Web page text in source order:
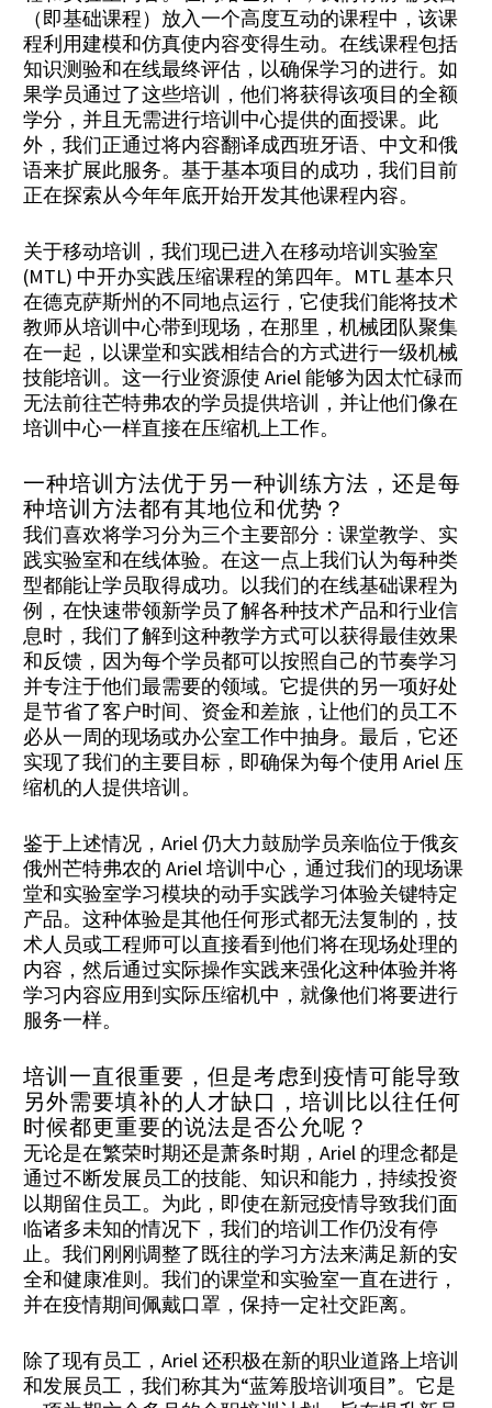
（即基础课程）放入一个高度互动的课程中，该课
程利用建模和仿真使内容变得生动。在线课程包括
知识测验和在线最终评估，以确保学习的进行。如
果学员通过了这些培训，他们将获得该项目的全额
学分，并且无需进行培训中心提供的面授课。此
外，我们正通过将内容翻译成西班牙语、中文和俄
语来扩展此服务。基于基本项目的成功，我们目前
正在探索从今年年底开始开发其他课程内容。
关于移动培训，我们现已进入在移动培训实验室
(MTL) 中开办实践压缩课程的第四年。MTL 基本只
在德克萨斯州的不同地点运行，它使我们能将技术
教师从培训中心带到现场，在那里，机械团队聚集
在一起，以课堂和实践相结合的方式进行一级机械
技能培训。这一行业资源使 Ariel 能够为因太忙碌而
无法前往芒特弗农的学员提供培训，并让他们像在
培训中心一样直接在压缩机上工作。
一种培训方法优于另一种训练方法，还是每
种培训方法都有其地位和优势？
我们喜欢将学习分为三个主要部分：课堂教学、实
践实验室和在线体验。在这一点上我们认为每种类
型都能让学员取得成功。以我们的在线基础课程为
例，在快速带领新学员了解各种技术产品和行业信
息时，我们了解到这种教学方式可以获得最佳效果
和反馈，因为每个学员都可以按照自己的节奏学习
并专注于他们最需要的领域。它提供的另一项好处
是节省了客户时间、资金和差旅，让他们的员工不
必从一周的现场或办公室工作中抽身。最后，它还
实现了我们的主要目标，即确保为每个使用 Ariel 压
缩机的人提供培训。
鉴于上述情况，Ariel 仍大力鼓励学员亲临位于俄亥
俄州芒特弗农的 Ariel 培训中心，通过我们的现场课
堂和实验室学习模块的动手实践学习体验关键特定
产品。这种体验是其他任何形式都无法复制的，技
术人员或工程师可以直接看到他们将在现场处理的
内容，然后通过实际操作实践来强化这种体验并将
学习内容应用到实际压缩机中，就像他们将要进行
服务一样。
培训一直很重要，但是考虑到疫情可能导致
另外需要填补的人才缺口，培训比以往任何
时候都更重要的说法是否公允呢？
无论是在繁荣时期还是萧条时期，Ariel 的理念都是
通过不断发展员工的技能、知识和能力，持续投资
以期留住员工。为此，即使在新冠疫情导致我们面
临诸多未知的情况下，我们的培训工作仍没有停
止。我们刚刚调整了既往的学习方法来满足新的安
全和健康准则。我们的课堂和实验室一直在进行，
并在疫情期间佩戴口罩，保持一定社交距离。
除了现有员工，Ariel 还积极在新的职业道路上培训
和发展员工，我们称其为“蓝筹股培训项目”。它是